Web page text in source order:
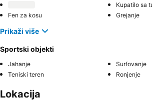
Kupatilo sa
Fen za kosu
Grejanje
Prikaži više
Sportski objekti
Jahanje
Surfovanje
Teniski teren
Ronjenje
Lokacija